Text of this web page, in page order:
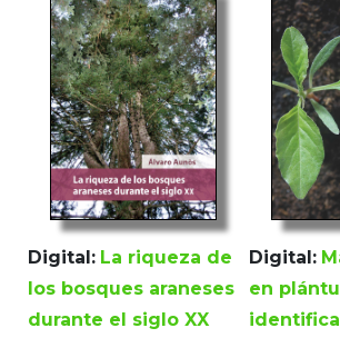
Digital: La riqueza de
los bosques araneses
durante el siglo XX
Digital:
en